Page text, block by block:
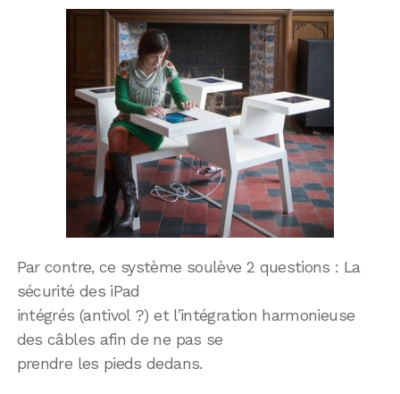
Par contre, ce système soulève 2 questions : La
sécurité des iPad
intégrés (antivol ?) et l’intégration harmonieuse
des câbles afin de ne pas se
prendre les pieds dedans.